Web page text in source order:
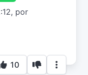
por
10